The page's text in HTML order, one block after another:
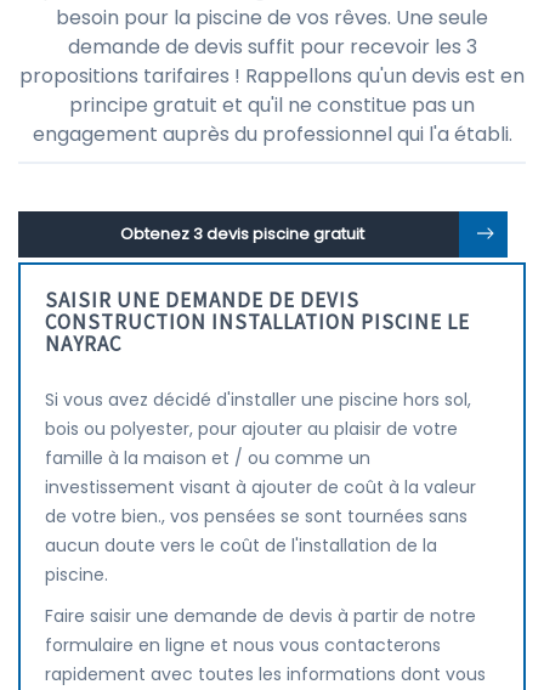
besoin pour la piscine de vos rêves. Une seule
demande de devis suffit pour recevoir les 3
propositions tarifaires ! Rappellons qu'un devis est en
principe gratuit et qu'il ne constitue pas un
engagement auprès du professionnel qui l'a établi.
Obtenez 3 devis piscine gratuit
SAISIR UNE DEMANDE DE DEVIS
CONSTRUCTION INSTALLATION PISCINE LE
NAYRAC
Si vous avez décidé d'installer une piscine hors sol,
bois ou polyester, pour ajouter au plaisir de votre
famille à la maison et / ou comme un
investissement visant à ajouter de coût à la valeur
de votre bien., vos pensées se sont tournées sans
aucun doute vers le coût de l'installation de la
piscine.
Faire saisir une demande de devis à partir de notre
formulaire en ligne et nous vous contacterons
rapidement avec toutes les informations dont vous